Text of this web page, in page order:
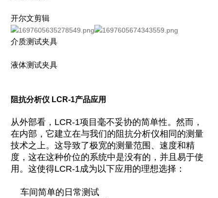
开尔文剪辑
介质测试夹具
液体测试夹具
阻抗分析仪 LCR-1产品应用
从外部看，LCR-1项目毫不妥协的简单性。然而，
在内部，它建立在与我们的阻抗分析仪相同的测量
技术之上。这导致了极宽的测量范围、速度和精
度，这在这种价位的系统中是没有的，并且易于使
用。这使得LCR-1成为以下应用的理想选择：
车间简单的日常测试